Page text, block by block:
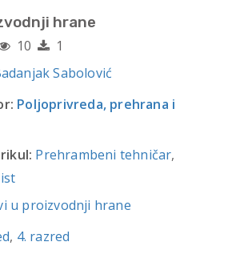
hrane
10
1
Sabolović
Poljoprivreda, prehrana i
Prehrambeni tehničar,
u proizvodnji hrane
, 4. razred